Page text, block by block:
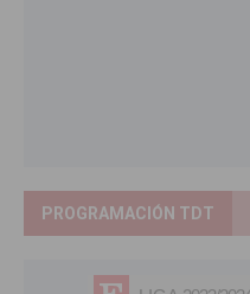
PROGRAMACIÓN TDT